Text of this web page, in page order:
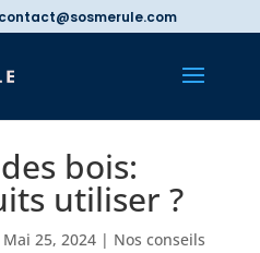
contact@sosmerule.com
bois:
utiliser ?
Mai 25, 2024| Nos conseils